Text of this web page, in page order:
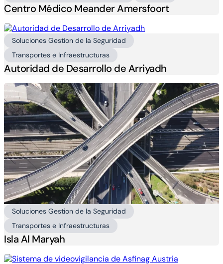
Centro Médico Meander Amersfoort
Soluciones Gestion de la Seguridad
Transportes e Infraestructuras
Autoridad de Desarrollo de Arriyadh
Soluciones Gestion de la Seguridad
Transportes e Infraestructuras
Isla Al Maryah